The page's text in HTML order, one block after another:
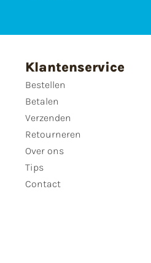
Klantenservice
Bestellen
Betalen
Verzenden
Retourneren
Over ons
Tips
Contact